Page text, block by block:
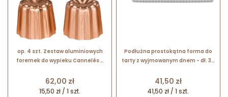
op. 4 szt. Zestaw aluminiowych
foremek do wypieku Cannelés -
04010 Patisse
Cena
62,00 zł
15,50 zł / 1 szt.
Podłużna prostokątna forma do
tarty z wyjmowanym dnem - dł. 35
03567 Patisse
Cena
41,50 zł
41,50 zł / 1 szt.